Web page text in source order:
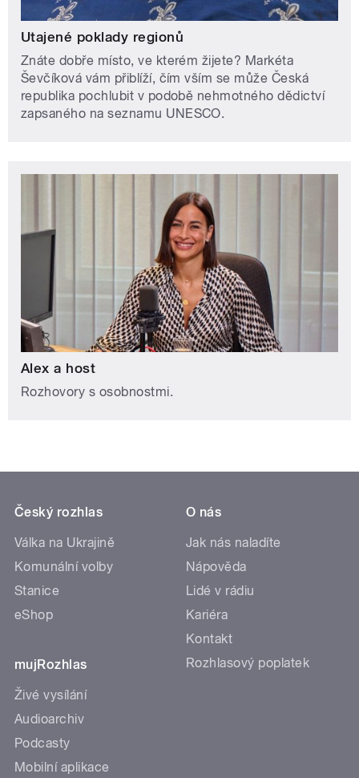
Utajené poklady regionů
Znáte dobře místo, ve kterém žijete? Markéta
Ševčíková vám přiblíží, čím vším se může Česká
republika pochlubit v podobě nehmotného dědictví
zapsaného na seznamu UNESCO.
Alex a host
Rozhovory s osobnostmi.
Český rozhlas
Válka na Ukrajině
Komunální volby
Stanice
eShop
mujRozhlas
Živé vysílání
Audioarchiv
Podcasty
Mobilní aplikace
O nás
Jak nás naladíte
Nápověda
Lidé v rádiu
Kariéra
Kontakt
Rozhlasový poplatek